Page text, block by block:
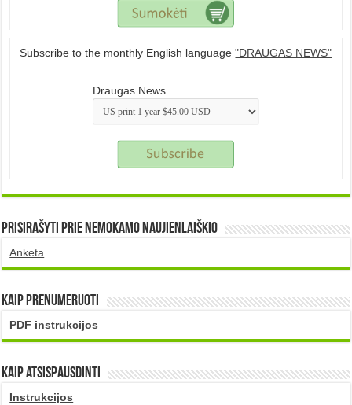
Subscribe to the monthly English language"DRAUGAS NEWS"
Draugas News
Prisirašyti prie nemokamo naujienlaiškio
Anketa
Kaip prenumeruoti
PDF instrukcijos
Kaip atsispausdinti
Instrukcijos